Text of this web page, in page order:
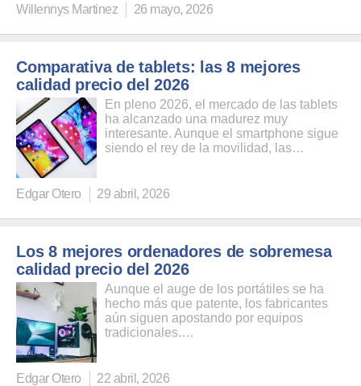
Willennys Martinez 26 mayo, 2026
Comparativa de tablets: las 8 mejores
calidad precio del 2026
En pleno 2026, el mercado de las tablets
ha alcanzado una madurez muy
interesante. Aunque el smartphone sigue
siendo el rey de la movilidad, las…
Edgar Otero 29 abril, 2026
Los 8 mejores ordenadores de sobremesa
calidad precio del 2026
Aunque el auge de los portátiles se ha
hecho más que patente, los fabricantes
aún siguen apostando por equipos
tradicionales.…
Edgar Otero 22 abril, 2026